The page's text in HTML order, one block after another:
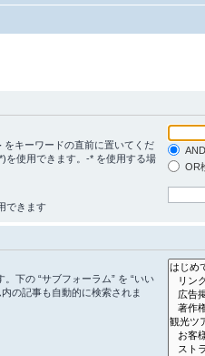
をキーワードの直前に置いてくだ
を使用できます。-* を使用する場
OR
できます
下の “サブフォーラム” を “いい
の記事も自動的に検索されま